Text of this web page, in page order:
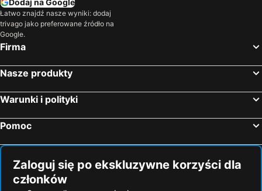
Hotele — Trójmiasto
Hotele — Kreta
Hotele — Sycylia
Łatwo znajdź nasze wyniki: dodaj
trivago jako preferowane źródło na
Google.
Firma
Nasze produkty
Warunki i polityki
Pomoc
Zaloguj się po ekskluzywne korzyści dla
członków